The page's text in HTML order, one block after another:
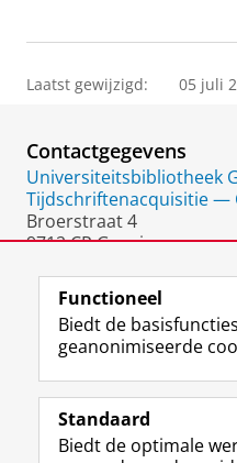
Laatst gewijzigd: 05 juli
Contactgegevens
Universiteitsbibliotheek
Tijdschriftenacquisitie —
Broerstraat 4
9712 CP Groningen
Volg de RUG
Studiekiezers
Functioneel
Biedt de
geanonimiseerde
Standaard
Biedt de optimale